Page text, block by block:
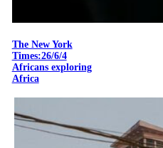
The New York
Times:26/6/4
Africans exploring
Africa